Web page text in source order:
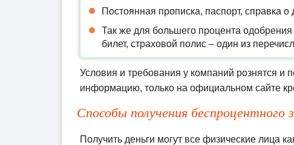
Постоянная прописка, паспорт, справка
Так же для большего процента
билет, страховой полис – один из
Условия и требования у компаний рознятся и
информацию, только на официальном сайте
Способы получения беспроцентного
Получить деньги могут все физические лица